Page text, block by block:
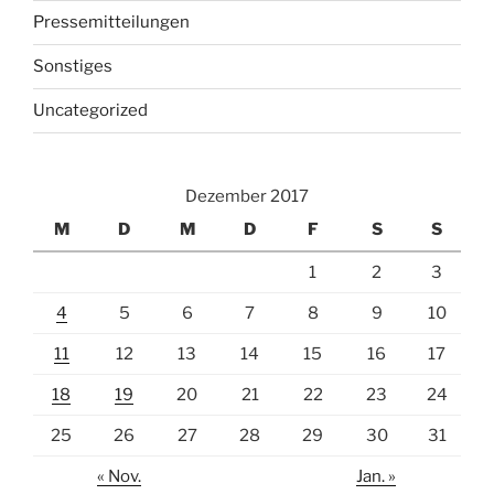
Pressemitteilungen
Sonstiges
Uncategorized
Dezember 2017
M
D M D F S S
1 2 3
4 5 6 7 8 9 10
11 12 13 14 15 16 17
18 19 20 21 22 23 24
25 26 27 28 29 30 31
« Nov. Jan. »